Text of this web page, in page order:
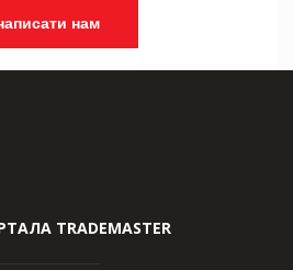
нам
TRADEMASTER